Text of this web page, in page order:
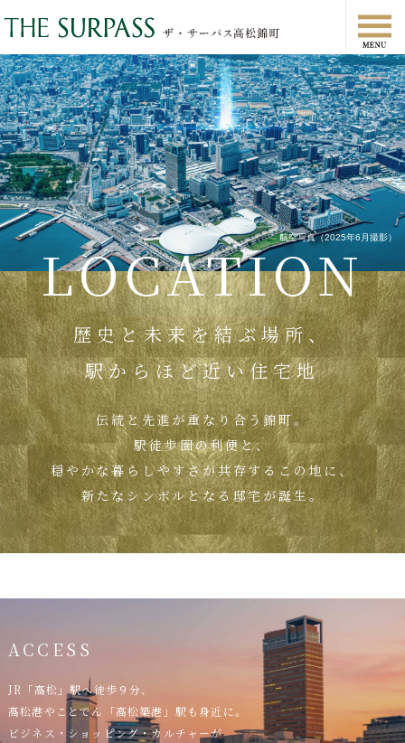
航空写真（2025年6月撮影）
LOCATION
歴史と未来を結ぶ場所、
駅からほど近い住宅地
伝統と先進が重なり合う錦町。
駅徒歩圏の利便と、
穏やかな暮らしやすさが共存するこの地に、
新たなシンボルとなる邸宅が誕生。
ACCESS
JR「高松」駅へ徒歩９分、
高松港やことでん「高松築港」駅も身近に。
ビジネス・ショッピング・カルチャーが